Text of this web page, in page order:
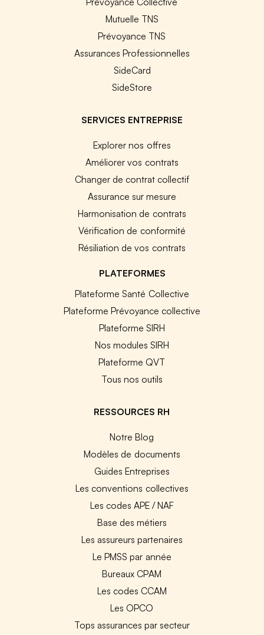
Mutuelle TNS
Prévoyance TNS
Assurances Professionnelles
SideCard
SideStore
SERVICES ENTREPRISE
Explorer nos offres
Améliorer vos contrats
Changer de contrat collectif
Assurance sur mesure
Harmonisation de contrats
Vérification de conformité
Résiliation de vos contrats
PLATEFORMES
Plateforme Santé Collective
Plateforme Prévoyance collective
Plateforme SIRH
Nos modules SIRH
Plateforme QVT
Tous nos outils
RESSOURCES RH
Notre Blog
Modèles de documents
Guides Entreprises
Les conventions collectives
Les codes APE / NAF
Base des métiers
Les assureurs partenaires
Le PMSS par année
Bureaux CPAM
Les codes CCAM
Les OPCO
Tops assurances par secteur